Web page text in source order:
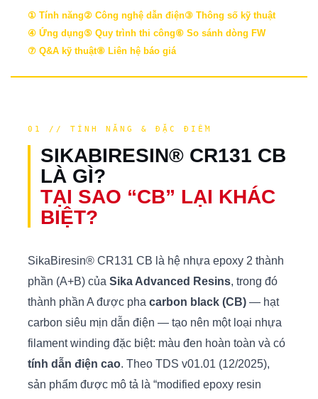
① Tính năng② Công nghệ dẫn điện③ Thông số kỹ thuật
④ Ứng dụng⑤ Quy trình thi công⑥ So sánh dòng FW
⑦ Q&A kỹ thuật⑧ Liên hệ báo giá
01 // TÍNH NĂNG & ĐẶC ĐIỂM
SIKABIRESIN® CR131 CB
LÀ GÌ?
TẠI SAO “CB” LẠI KHÁC
BIỆT?
SikaBiresin® CR131 CB là hệ nhựa epoxy 2 thành
phần (A+B) của Sika Advanced Resins, trong đó
thành phần A được pha carbon black (CB) — hạt
carbon siêu mịn dẫn điện — tạo nên một loại nhựa
filament winding đặc biệt: màu đen hoàn toàn và có
tính dẫn điện cao. Theo TDS v01.01 (12/2025),
sản phẩm được mô tả là “modified epoxy resin